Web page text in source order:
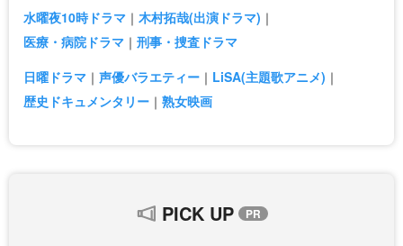
水曜夜10時ドラマ
木村拓哉(出演ドラマ)
医療・病院ドラマ
刑事・捜査ドラマ
日曜ドラマ
声優バラエティー
LiSA(主題歌アニメ)
歴史ドキュメンタリー
熟女映画
PICK UP